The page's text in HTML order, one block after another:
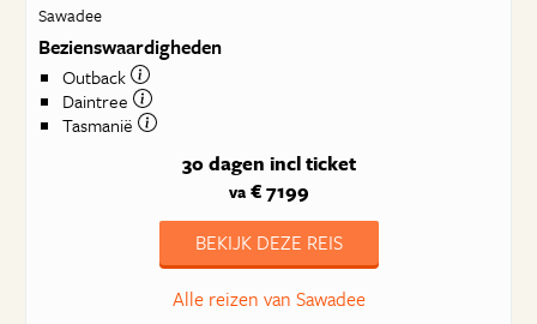
Sawadee
Bezienswaardigheden
Outback
Daintree
Tasmanië
30 dagen incl ticket
va€ 7199
BEKIJK DEZE REIS
Alle reizen van Sawadee